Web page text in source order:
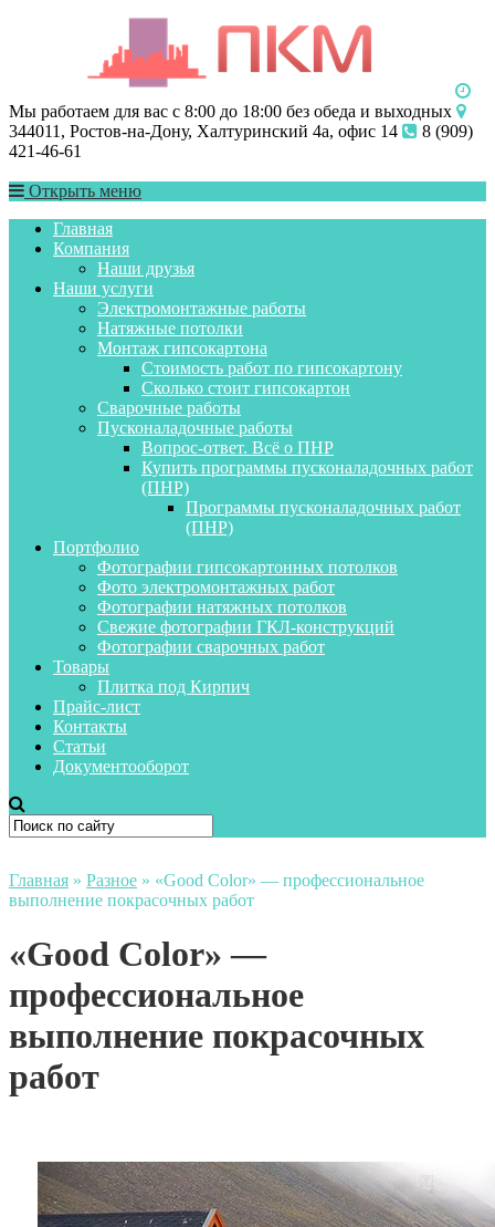
Мы работаем для вас с 8:00 до 18:00 без обеда и выходных
344011, Ростов-на-Дону, Халтуринский 4а, офис 14
8 (909)
421-46-61
Открыть меню
Главная
Компания
Наши друзья
Наши услуги
Электромонтажные работы
Натяжные потолки
Монтаж гипсокартона
Стоимость работ по гипсокартону
Сколько стоит гипсокартон
Сварочные работы
Пусконаладочные работы
Вопрос-ответ. Всё о ПНР
Купить программы пусконаладочных работ
(ПНР)
Программы пусконаладочных работ
(ПНР)
Портфолио
Фотографии гипсокартонных потолков
Фото электромонтажных работ
Фотографии натяжных потолков
Свежие фотографии ГКЛ-конструкций
Фотографии сварочных работ
Товары
Плитка под Кирпич
Прайс-лист
Контакты
Статьи
Документооборот
Главная » Разное » «Good Color» — профессиональное
выполнение покрасочных работ
«Good Color» —
профессиональное
выполнение покрасочных
работ